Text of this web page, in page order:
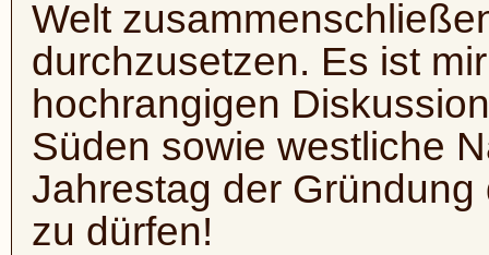
Welt
durchzusetzen. Es ist
hochrangigen
Süden sowie westliche
Jahrestag der
zu dürfen!